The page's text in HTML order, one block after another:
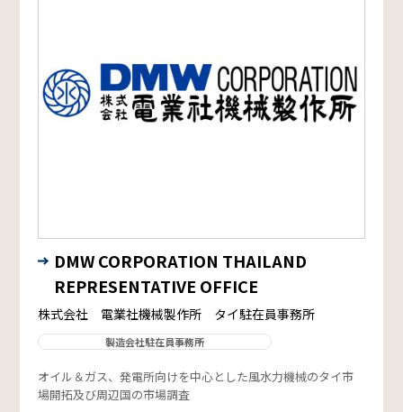
DMW CORPORATION THAILAND
REPRESENTATIVE OFFICE
株式会社 電業社機械製作所 タイ駐在員事務所
製造会社駐在員事務所
オイル＆ガス、発電所向けを中心とした風水力機械のタイ市
場開拓及び周辺国の市場調査